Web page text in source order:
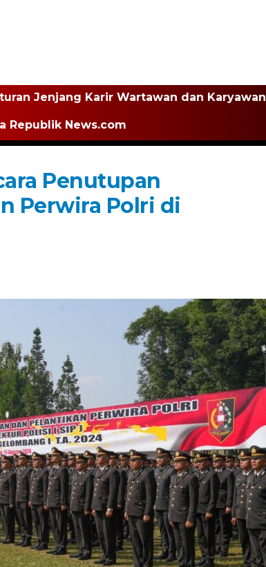
Jenjang Karir Wartawan dan Karyawan
Republik News.com
Penutupan
Perwira Polri di